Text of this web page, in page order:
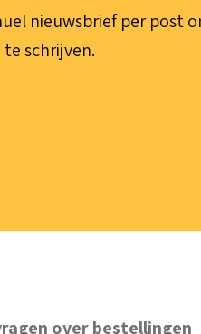
nieuwsbrief per post
schrijven.
over bestellingen